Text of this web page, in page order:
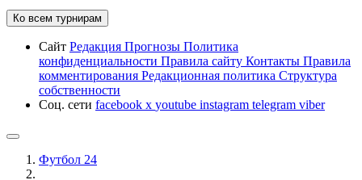
Ко всем турнирам
Сайт Редакция Прогнозы Политика
конфиденциальности Правила сайту Контакты Правила
комментирования Редакционная политика Структура
собственности
Соц. сети facebook x youtube instagram telegram viber
Футбол 24